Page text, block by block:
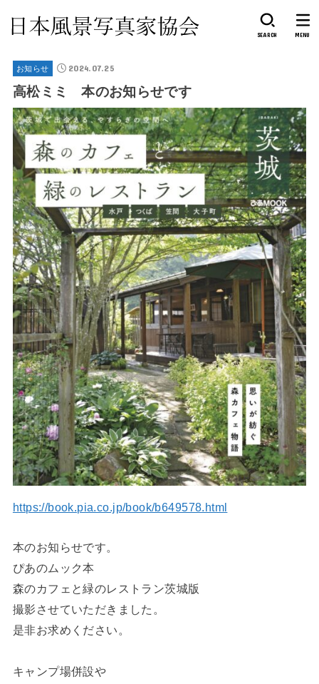
SEARCH MENU
お知らせ 2024.07.25
高松ミミ 本のお知らせです
https://book.pia.co.jp/book/b649578.html
本のお知らせです。
ぴあのムック本
森のカフェと緑のレストラン茨城版
撮影させていただきました。
是非お求めください。
キャンプ場併設や